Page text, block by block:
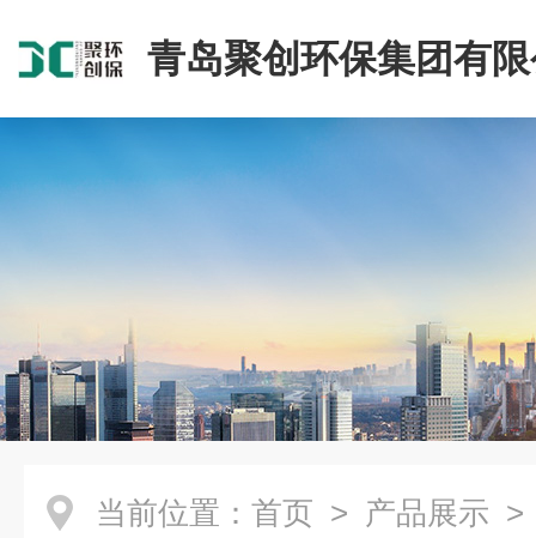
青岛聚创环保集团有
当前位置： 首页 > 产品展示